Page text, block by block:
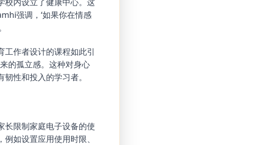
强调，‘如果你在情感
作者设计的课程如此引
的孤立感。这种对身心
性和投入的学习者。
长限制家庭电子设备的使
如设置应用使用时限、